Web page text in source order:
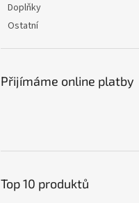
Doplňky
Ostatní
Přijímáme online platby
Top 10 produktů